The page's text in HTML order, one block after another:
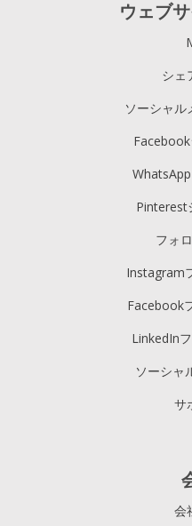
ウェブ
シェ
ソーシャル
Pinterest
フォ
Instagram
Facebook
LinkedIn
ソーシャ
サ
会